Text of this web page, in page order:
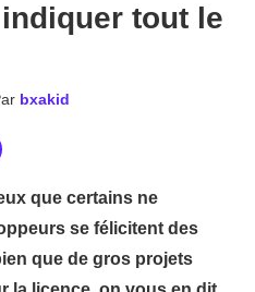
tout le
bxakid
que certains ne
se félicitent des
que de gros projets